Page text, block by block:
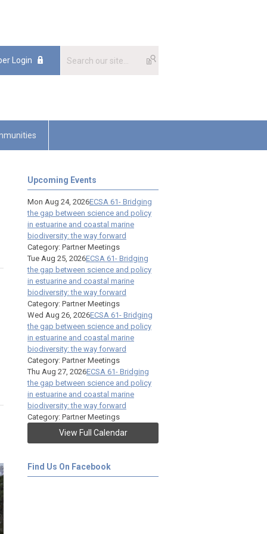
Login
Upcoming Events
Mon Aug 24, 2026ECSA 61- Bridging
the gap between science and policy
in estuarine and coastal marine
biodiversity: the way forward
Category: Partner Meetings
Tue Aug 25, 2026ECSA 61- Bridging
the gap between science and policy
in estuarine and coastal marine
biodiversity: the way forward
Category: Partner Meetings
Wed Aug 26, 2026ECSA 61- Bridging
the gap between science and policy
in estuarine and coastal marine
biodiversity: the way forward
Category: Partner Meetings
Thu Aug 27, 2026ECSA 61- Bridging
the gap between science and policy
in estuarine and coastal marine
biodiversity: the way forward
Category: Partner Meetings
View Full Calendar
Find Us On Facebook